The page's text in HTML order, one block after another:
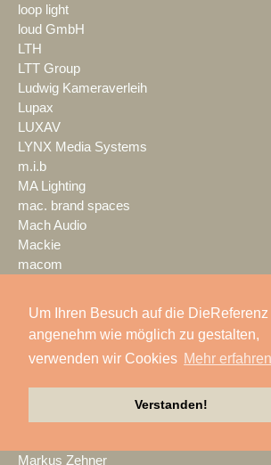
Um Ihren Besuch auf die DieReferenz
angenehm wie möglich zu gestalten,
verwenden wir Cookies Mehr erfahren
Verstanden!
loop light
loud GmbH
LTH
LTT Group
Ludwig Kameraverleih
Lupax
LUXAV
LYNX Media Systems
m.i.b
MA Lighting
mac. brand spaces
Mach Audio
Mackie
macom
Mäding
Magic Event- und
Medientechnik
Mainstage
Markus Zehner